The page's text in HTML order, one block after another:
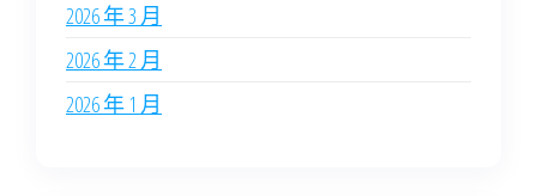
2026 年 3 月
2026 年 2 月
2026 年 1 月